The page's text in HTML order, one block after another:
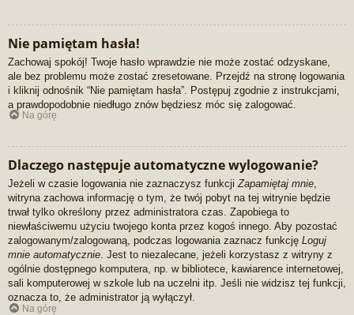
Nie pamiętam hasła!
Zachowaj spokój! Twoje hasło wprawdzie nie może zostać odzyskane,
ale bez problemu może zostać zresetowane. Przejdź na stronę logowania
i kliknij odnośnik “Nie pamiętam hasła”. Postępuj zgodnie z instrukcjami,
a prawdopodobnie niedługo znów będziesz móc się zalogować.
Na górę
Dlaczego następuje automatyczne wylogowanie?
Jeżeli w czasie logowania nie zaznaczysz funkcjiZapamiętaj mnie,
witryna zachowa informację o tym, że twój pobyt na tej witrynie będzie
trwał tylko określony przez administratora czas. Zapobiega to
niewłaściwemu użyciu twojego konta przez kogoś innego. Aby pozostać
zalogowanym/zalogowaną, podczas logowania zaznacz funkcję Loguj
mnie automatycznie. Jest to niezalecane, jeżeli korzystasz z witryny z
ogólnie dostępnego komputera, np. w bibliotece, kawiarence internetowej,
sali komputerowej w szkole lub na uczelni itp. Jeśli nie widzisz tej funkcji,
oznacza to, że administrator ją wyłączył.
Na górę